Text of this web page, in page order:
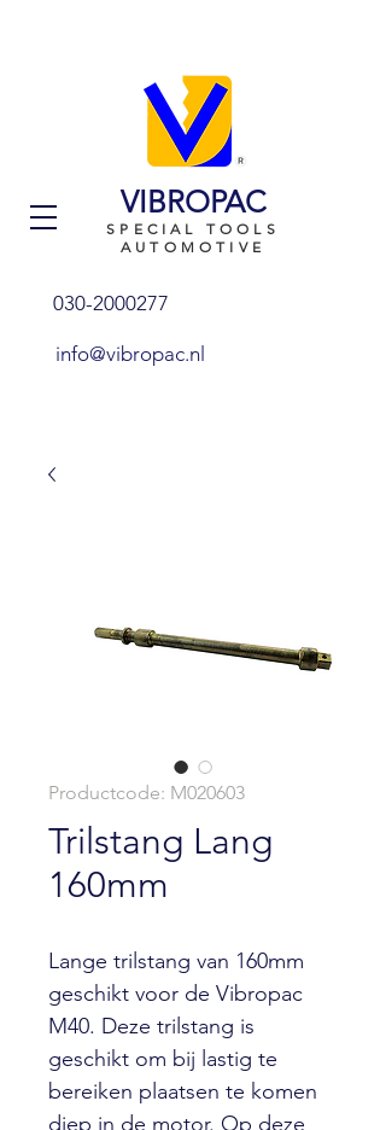
VIBROPAC
SPECIAL TOOLS
AUTOMOTIVE
030-2000277
info@vibropac.nl
Productcode: M020603
Trilstang Lang
160mm
Lange trilstang van 160mm
geschikt voor de Vibropac
M40. Deze trilstang is
geschikt om bij lastig te
bereiken plaatsen te komen
diep in de motor. Op deze